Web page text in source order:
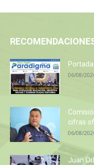
06/08/
cifras
06/08/
Juan